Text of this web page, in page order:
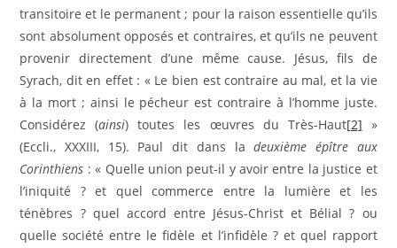
transitoire et le permanent ; pour la raison essentielle qu’ils
sont absolument opposés et contraires, et qu’ils ne peuvent
provenir directement d’une même cause. Jésus, fils de
Syrach, dit en effet : « Le bien est contraire au mal, et la vie
à la mort ; ainsi le pécheur est contraire à l’homme juste.
Considérez (ainsi) toutes les œuvres du Très-Haut[2] »
(Eccli., XXXIII, 15). Paul dit dans ladeuxième épître aux
Corinthiens : « Quelle union peut-il y avoir entre la justice et
l’iniquité ? et quel commerce entre la lumière et les
ténèbres ? quel accord entre Jésus-Christ et Bélial ? ou
quelle société entre le fidèle et l’infidèle ? et quel rapport